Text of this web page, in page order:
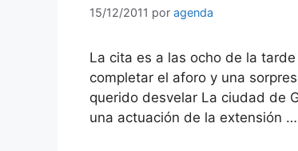
15/12/2011 por agenda
La cita es a las ocho de la
completar el aforo y una
querido desvelar La ciudad de
una actuación de la extensión …